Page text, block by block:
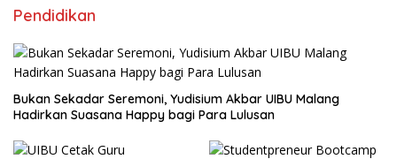
Pendidikan
Bukan Sekadar Seremoni, Yudisium Akbar UIBU Malang
Hadirkan Suasana Happy bagi Para Lulusan